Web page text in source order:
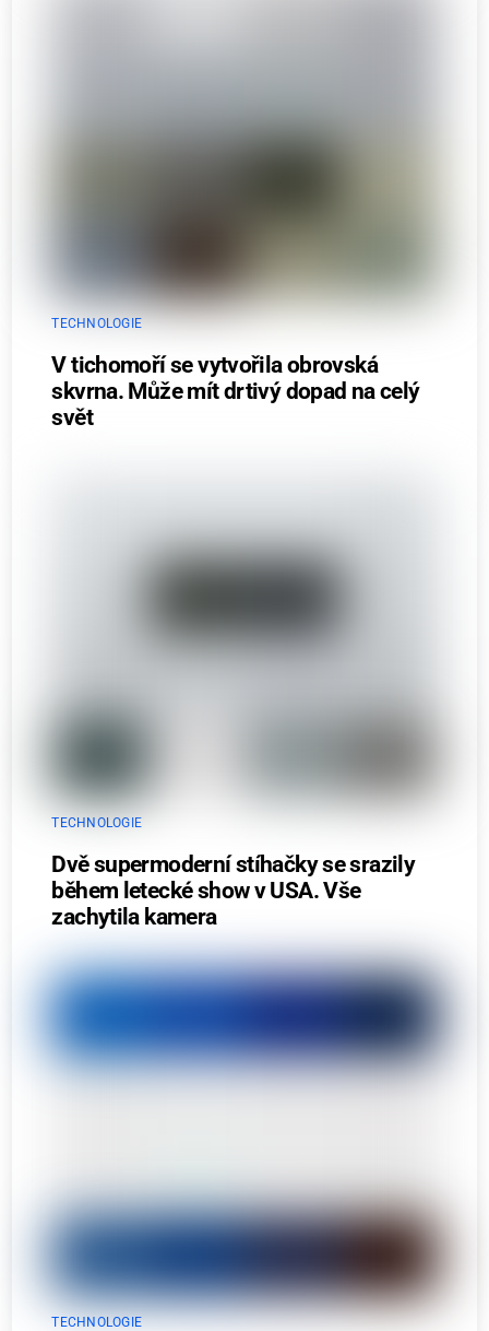
TECHNOLOGIE
V tichomoří se vytvořila obrovská
skvrna. Může mít drtivý dopad na celý
svět
TECHNOLOGIE
Dvě supermoderní stíhačky se srazily
během letecké show v USA. Vše
zachytila kamera
TECHNOLOGIE